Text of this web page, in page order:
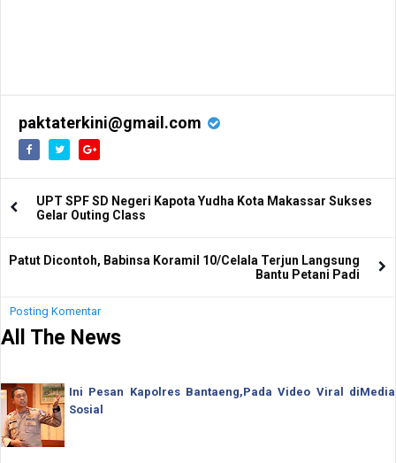
paktaterkini@gmail.com
UPT SPF SD Negeri Kapota Yudha Kota Makassar Sukses
Gelar Outing Class
Patut Dicontoh, Babinsa Koramil 10/Celala Terjun Langsung
Bantu Petani Padi
Posting Komentar
All The News
Ini Pesan Kapolres Bantaeng,Pada Video Viral diMedia
Sosial